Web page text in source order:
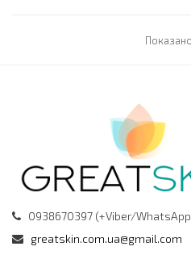
0938670397 (+Viber/
greatskin.com.ua@gmail.com